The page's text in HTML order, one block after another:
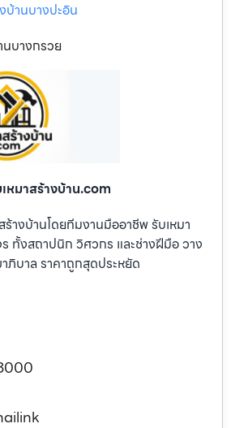
บ้านบางปะอิน
นบางกรวย
หมาสร้างบ้าน.com
ร้างบ้านโดยทีมงานมืออาชีพ รับเหมา
ทั้งสถาปนิก วิศวกร และช่างฝีมือ วาง
ภิบาล ราคาถูกสุดประหยัด